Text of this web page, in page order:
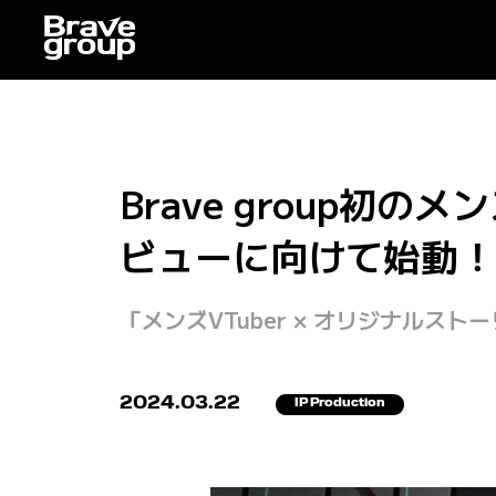
Brave group初のメ
ビューに向けて始動！
「メンズVTuber × オリジナルスト
2024.03.22 IP Production